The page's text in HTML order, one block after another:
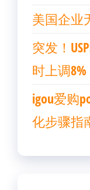
美国企业
突发！
时上调8%
igou爱购
化步骤指